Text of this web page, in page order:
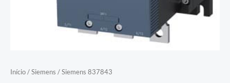
Início/Siemens / Siemens 837843